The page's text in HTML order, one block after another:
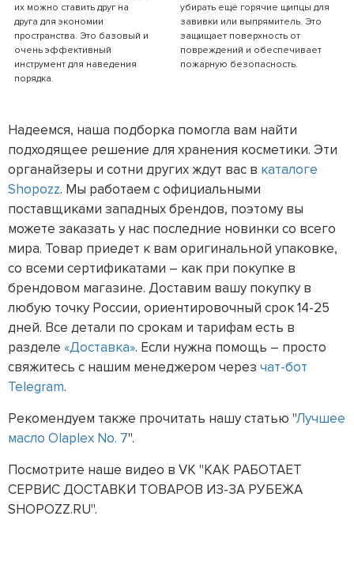
их можно ставить друг на
друга для экономии
пространства. Это базовый и
очень эффективный
инструмент для наведения
порядка.
убирать ещё горячие щипцы для
завивки или выпрямитель. Это
защищает поверхность от
повреждений и обеспечивает
пожарную безопасность.
Надеемся, наша подборка помогла вам найти
подходящее решение для хранения косметики. Эти
органайзеры и сотни других ждут вас в каталоге
Shopozz. Мы работаем с официальными
поставщиками западных брендов, поэтому вы
можете заказать у нас последние новинки со всего
мира. Товар приедет к вам оригинальной упаковке,
со всеми сертификатами – как при покупке в
брендовом магазине. Доставим вашу покупку в
любую точку России, ориентировочный срок 14-25
дней. Все детали по срокам и тарифам есть в
разделе «Доставка». Если нужна помощь – просто
свяжитесь с нашим менеджером через чат-бот
Telegram.
Рекомендуем также прочитать нашу статью "Лучшее
масло Olaplex No. 7".
Посмотрите наше видео в VK "КАК РАБОТАЕТ
СЕРВИС ДОСТАВКИ ТОВАРОВ ИЗ-ЗА РУБЕЖА
SHOPOZZ.RU".